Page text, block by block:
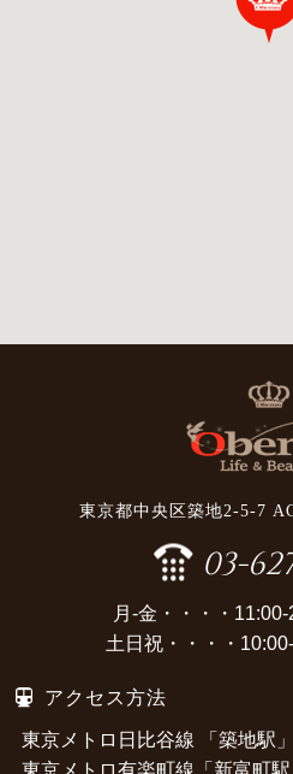
東京都中央区築地2-5-7
03-
月-金・・・・
土日祝・・・・
アクセス方法
東京メトロ日比谷線 「築地駅」